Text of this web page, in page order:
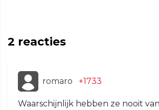
2 reacties
romaro +1733
Waarschijnlijk hebben ze nooit